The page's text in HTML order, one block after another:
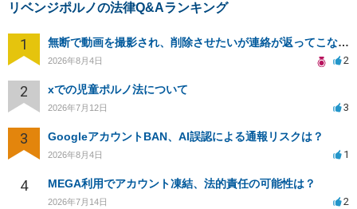
リベンジポルノの法律Q&Aランキング
1 無断で動画を撮影され、削除させたいが連絡が返ってこない。
2026年8月4日 2
2 xでの児童ポルノ法について
2026年7月12日 3
3 GoogleアカウントBAN、AI誤認による通報リスクは？
2026年8月4日 1
4 MEGA利用でアカウント凍結、法的責任の可能性は？
2026年7月14日 2